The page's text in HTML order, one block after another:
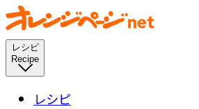
レシピ
Recipe
レシピ